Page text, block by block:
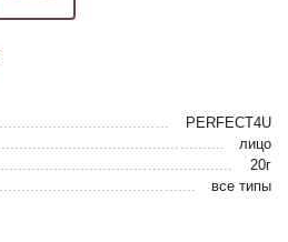
PERFECT4U
лицо
20г
все типы